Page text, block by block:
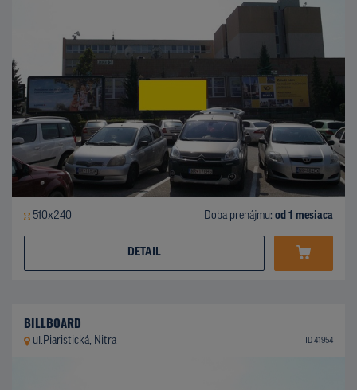
510x240 Doba prenájmu: od 1 mesiaca
DETAIL
BILLBOARD
ul.Piaristická, Nitra ID 41954